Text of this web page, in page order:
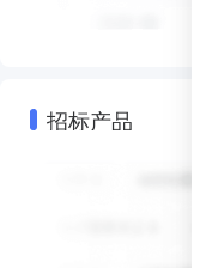
招标产品